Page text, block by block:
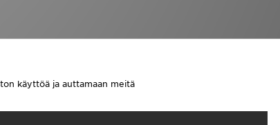
käyttöä ja auttamaan meitä